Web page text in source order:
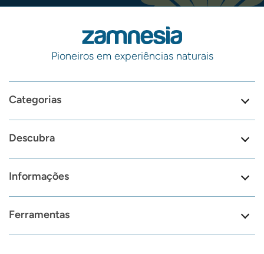
Pioneiros em experiências naturais
Categorias
Descubra
Informações
Ferramentas